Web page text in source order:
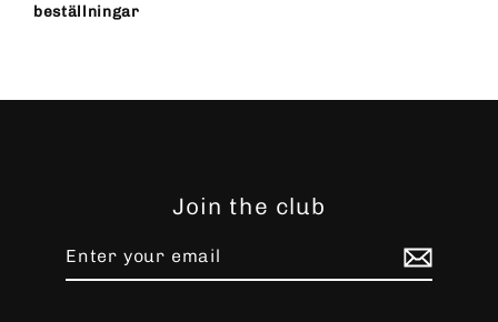
beställningar
Join the club
email